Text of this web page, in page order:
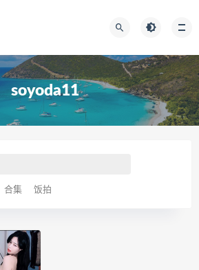
soyoda11
合集 饭拍